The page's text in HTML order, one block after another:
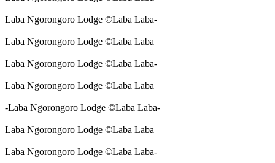
Laba Ngorongoro Lodge ©Laba Laba-
Laba Ngorongoro Lodge ©Laba Laba
Laba Ngorongoro Lodge ©Laba Laba-
Laba Ngorongoro Lodge ©Laba Laba
-Laba Ngorongoro Lodge ©Laba Laba-
Laba Ngorongoro Lodge ©Laba Laba
Laba Ngorongoro Lodge ©Laba Laba-